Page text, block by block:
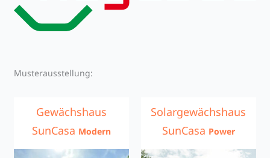
Musterausstellung:
Gewächshaus
SunCasa Modern
Solargewächshaus
SunCasa Power